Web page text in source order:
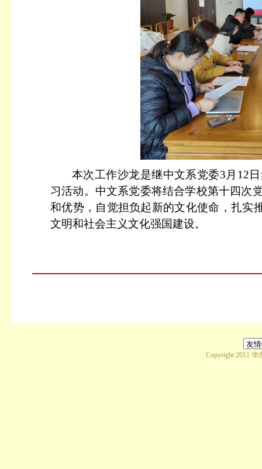
本次工作沙龙是继中文系党委3月12
习活动。中文系党委将结合学校第十四次
和优势，自觉担负起新的文化使命，扎实
文明和社会主义文化强国建设。
Copyright 2011 华